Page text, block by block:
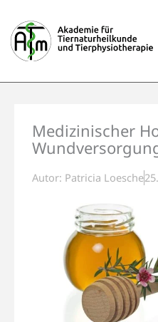
Inhalt
springen
Medizinischer
Autor: Patricia Loesche